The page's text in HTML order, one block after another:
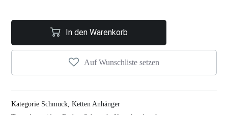
In den Warenkorb
Auf Wunschliste setzen
Kategorie Schmuck,Ketten Anhänger